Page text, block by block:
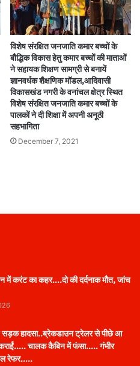
विशेष संरक्षित जनजाति कमार बच्चों के
बौद्धिक विकास हेतु कमार बच्चों की माताओं
ने सहायक शिक्षण सामग्री से बनायें
ज्ञानवर्धक शैक्षणिक मॉडल,आदिवासी
विकासखंड नगरी के वनांचल क्षेत्र स्थित
विशेष संरक्षित जनजाति कमार बच्चों के
पालकों ने दी शिक्षा में अपनी अनूठी
सहभागिता
December 7, 2021
में करंट का कहर….दो की दर्दनाक मौत, जांच
सड़क हादसा..ब्रेकडाउन ट्रेलर से पीछे आ
चालक कैबिन में फंसा….. गंभीर
रेफर…..